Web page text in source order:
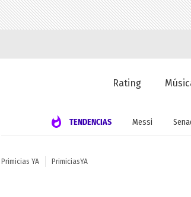
Rating
TENDENCIAS Messi
Primicias YA PrimiciasYA